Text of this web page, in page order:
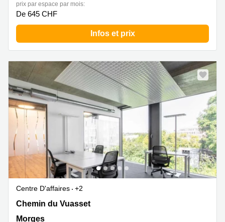
prix par espace par mois:
De 645 CHF
Infos et prix
Centre D'affaires
+2
Chemin du Vuasset 2,2. Stock, Morges
Chemin du Vuasset
Morges